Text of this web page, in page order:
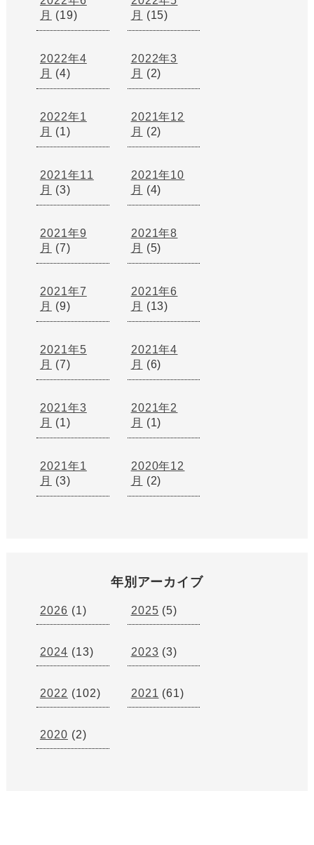
月
(19)
月
(15)
2022年4
月
(4)
2022年3
月
(2)
2022年1
月
(1)
2021年12
月
(2)
2021年11
月
(3)
2021年10
月
(4)
2021年9
月
(7)
2021年8
月
(5)
2021年7
月
(9)
2021年6
月
(13)
2021年5
月
(7)
2021年4
月
(6)
2021年3
月
(1)
2021年2
月
(1)
2021年1
月
(3)
2020年12
月
(2)
年別アーカイブ
2026 (1) 2025 (5)
2024 (13) 2023 (3)
2022 (102) 2021 (61)
2020 (2)